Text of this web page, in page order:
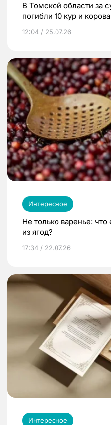
В Томской области за
погибли 10 кур и корова
12:04 / 25.07.26
Интересное
Не только варенье:
из ягод?
17:34 / 22.07.26
Интересное